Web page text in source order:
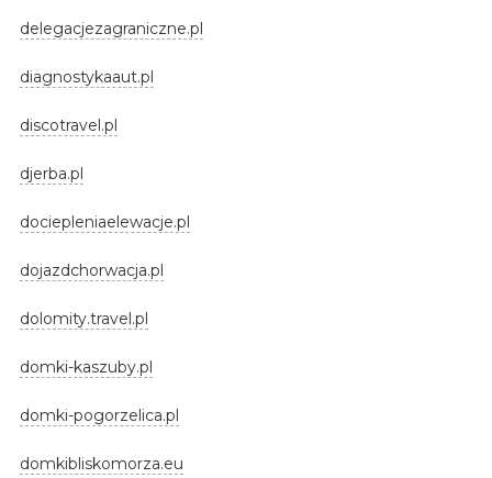
delegacjezagraniczne.pl
diagnostykaaut.pl
discotravel.pl
djerba.pl
dociepleniaelewacje.pl
dojazdchorwacja.pl
dolomity.travel.pl
domki-kaszuby.pl
domki-pogorzelica.pl
domkibliskomorza.eu